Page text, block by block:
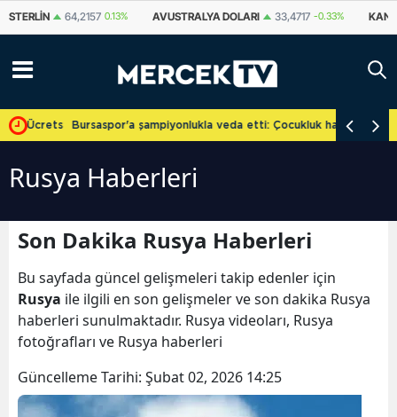
STERLIN 64,2157 0.13% AVUSTRALYA DOLARI 33,4717 -0.33%
ÜcretsizBursaspor'a şampiyonlukla veda etti: Çocukluk hayalini
Rusya Haberleri
Son Dakika Rusya Haberleri
Bu sayfada güncel gelişmeleri takip edenler için
Rusya ile ilgili en son gelişmeler ve son dakika Rusya
haberleri sunulmaktadır. Rusya videoları, Rusya
fotoğrafları ve Rusya haberleri
Güncelleme Tarihi: Şubat 02, 2026 14:25